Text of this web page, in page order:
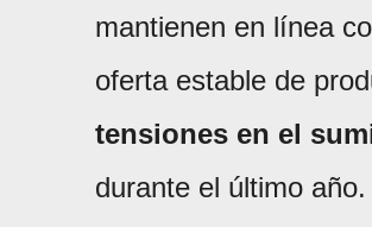
mantienen en línea
oferta estable de
tensiones en el
durante el último año.